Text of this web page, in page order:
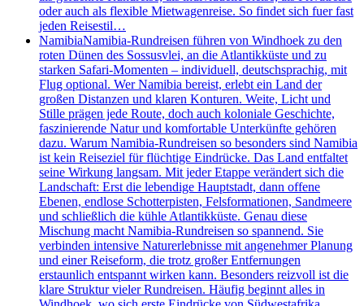
oder auch als flexible Mietwagenreise. So findet sich fuer fast
jeden Reisestil…
NamibiaNamibia-Rundreisen führen von Windhoek zu den
roten Dünen des Sossusvlei, an die Atlantikküste und zu
starken Safari-Momenten – individuell, deutschsprachig, mit
Flug optional. Wer Namibia bereist, erlebt ein Land der
großen Distanzen und klaren Konturen. Weite, Licht und
Stille prägen jede Route, doch auch koloniale Geschichte,
faszinierende Natur und komfortable Unterkünfte gehören
dazu. Warum Namibia-Rundreisen so besonders sind Namibia
ist kein Reiseziel für flüchtige Eindrücke. Das Land entfaltet
seine Wirkung langsam. Mit jeder Etappe verändert sich die
Landschaft: Erst die lebendige Hauptstadt, dann offene
Ebenen, endlose Schotterpisten, Felsformationen, Sandmeere
und schließlich die kühle Atlantikküste. Genau diese
Mischung macht Namibia-Rundreisen so spannend. Sie
verbinden intensive Naturerlebnisse mit angenehmer Planung
und einer Reiseform, die trotz großer Entfernungen
erstaunlich entspannt wirken kann. Besonders reizvoll ist die
klare Struktur vieler Rundreisen. Häufig beginnt alles in